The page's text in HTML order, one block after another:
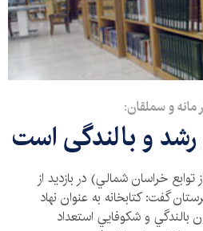
مانه و سملقان:
رشد و بالندگی است
توابع خراسان شمالي) در بازديد از
گفت: كتابخانه به عنوان نهاد
بالندگي و شكوفايي استعداد